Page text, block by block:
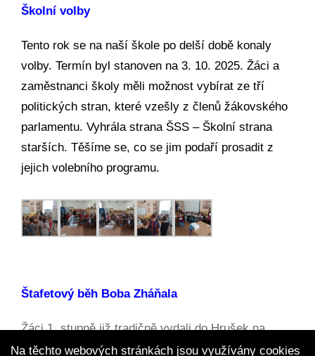
Školní volby
Tento rok se na naší škole po delší době konaly
volby. Termín byl stanoven na 3. 10. 2025. Žáci a
zaměstnanci školy měli možnost vybírat ze tří
politických stran, které vzešly z členů žákovského
parlamentu. Vyhrála strana ŠSS – Školní strana
starších. Těšíme se, co se jim podaří prosadit z
jejich volebního programu.
Štafetový běh Boba Zháňala
Žáci 1. stupně již tradičně vydali do Hrušek na
Štafetový běh Boba Zháňala. Letos se konal 23.
Na těchto webových stránkách jsou využívány cookies